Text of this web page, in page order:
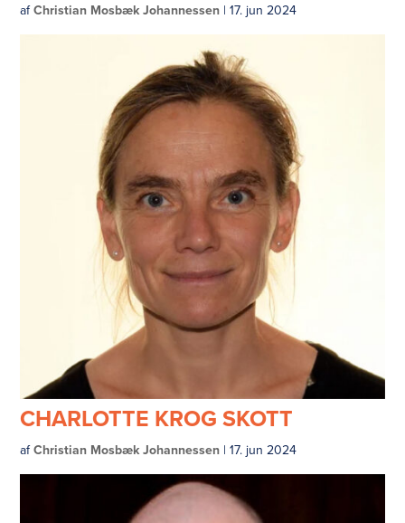
afChristian Mosbæk Johannessen |17. jun 2024
CHARLOTTE KROG SKOTT
afChristian Mosbæk Johannessen |17. jun 2024